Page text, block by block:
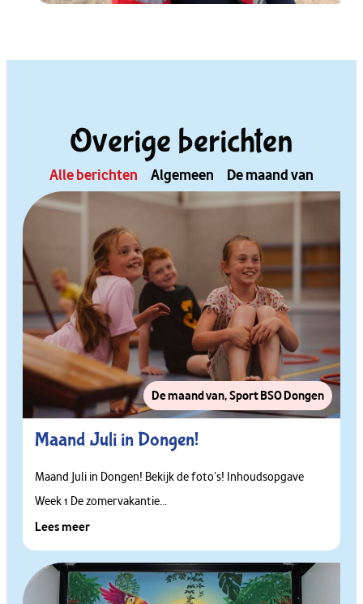
Overige berichten
Algemeen De maand van
Alle berichten
De maand van,Sport BSO Dongen
Maand Juli in Dongen!
Maand Juli in Dongen! Bekijk de foto’s! Inhoudsopgave
Week 1 De zomervakantie...
Lees meer